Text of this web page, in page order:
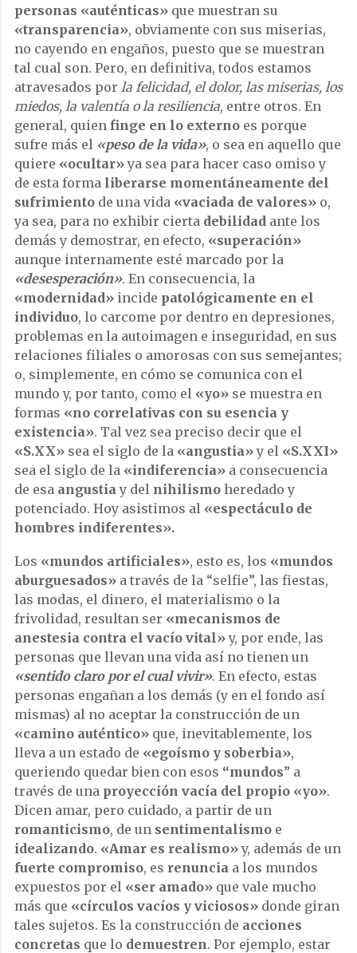
personas «auténticas» que muestran su
«transparencia», obviamente con sus miserias,
no cayendo en engaños, puesto que se muestran
tal cual son. Pero, en definitiva, todos estamos
atravesados por la felicidad, el dolor, las miserias, los
miedos, la valentía o la resiliencia, entre otros. En
general, quien finge en lo externo es porque
sufre más el «peso de la vida», o sea en aquello que
quiere «ocultar»ya sea para hacer caso omiso y
de esta forma liberarse momentáneamente del
sufrimiento de una vida «vaciada de valores» o,
ya sea, para no exhibir cierta debilidad ante los
demás y demostrar, en efecto, «superación»
aunque internamente esté marcado por la
«desesperación». En consecuencia, la
«modernidad» incide patológicamente en el
individuo, lo carcome por dentro en depresiones,
problemas en la autoimagen e inseguridad, en sus
relaciones filiales o amorosas con sus semejantes;
o, simplemente, en cómo se comunica con el
mundo y, por tanto, como el «yo» se muestra en
formas «no correlativas con su esencia y
existencia». Tal vez sea preciso decir que el
«S.XX» sea el siglo de la «angustia»y el «S.XXI»
sea el siglo de la «indiferencia» a consecuencia
de esa angustia y del nihilismo heredado y
potenciado. Hoy asistimos al «espectáculo de
hombres indiferentes».
Los «mundos artificiales», esto es, los «mundos
aburguesados» a través de la “selfie”, las fiestas,
las modas, el dinero, el materialismo o la
frivolidad, resultan ser «mecanismos de
anestesia contra el vacío vital»y, por ende, las
personas que llevan una vida así no tienen un
«sentido claro por el cual vivir». En efecto, estas
personas engañan a los demás (y en el fondo así
mismas) al no aceptar la construcción de un
«camino auténtico» que, inevitablemente, los
lleva a un estado de «egoísmo y soberbia»,
queriendo quedar bien con esos “mundos” a
través de una proyección vacía del propio «yo».
Dicen amar, pero cuidado, a partir de un
romanticismo, de un sentimentalismo e
idealizando. «Amar es realismo»y, además de un
fuerte compromiso, es renuncia a los mundos
expuestos por el «ser amado» que vale mucho
más que «círculos vacíos y viciosos» donde giran
tales sujetos. Es la construcción de acciones
concretas que lo demuestren. Por ejemplo, estar